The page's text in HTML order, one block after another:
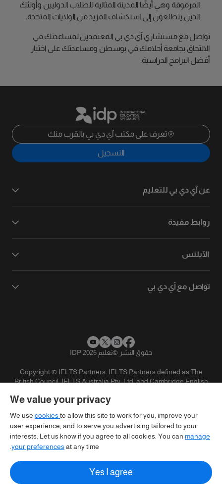
المرموقة وهي أيضًا المدينة المثالية للطلاب الدوليين وأولئك
الذين يتطلعون إلى استكشاف المزيد من الولايات المتحدة.
تواصل مع مستشاري آي دي بي المعتمدين لمساعدتك في
الالتحاق بجامعة أحلامك في بوسطن ومساعدتك على اختيار
أفضل البرامج الدراسية.
تعرف على مكتب آي دي بي بالقرب منك
التسجيل
عن آي دي بي للتعليم
روابط مفيدة
الآيلتس
تواصل مع آي دي بي
حقوق النشر ©تعليم IDP 2026
Copyright © IELTS Partners. IELTS Partners defined as The
British Council, IELTS Australia Pty. Ltd. and Cambridge English
We value your privacy
We use cookiesto allow this site to work for you, improve your
user experience, and to serve you advertising tailored to your
interests. Let us know if you agree to all cookies. You can manage
your preferencesat any time.
Yes I agree